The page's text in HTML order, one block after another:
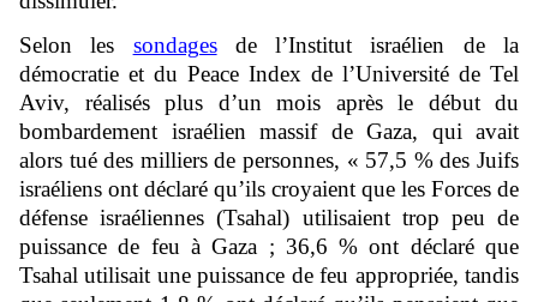
Selon les sondagesde l’Institut israélien de la
démocratie et du Peace Index de l’Université de Tel
Aviv, réalisés plus d’un mois après le début du
bombardement israélien massif de Gaza, qui avait
alors tué des milliers de personnes, « 57,5 % des Juifs
israéliens ont déclaré qu’ils croyaient que les Forces de
défense israéliennes (Tsahal) utilisaient trop peu de
puissance de feu à Gaza ; 36,6 % ont déclaré que
Tsahal utilisait une puissance de feu appropriée, tandis